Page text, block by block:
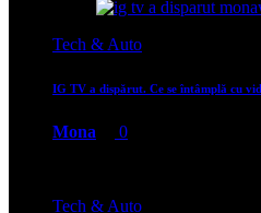
Tech & Auto
IG TV a dispărut. Ce se întâmplă cu
Mona 0
Tech & Auto